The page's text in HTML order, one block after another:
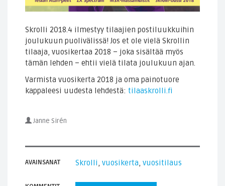
Skrolli 2018.4 ilmestyy tilaajien postiluukkuihin
joulukuun puolivälissä! Jos et ole vielä Skrollin
tilaaja, vuosikertaa 2018 – joka sisältää myös
tämän lehden – ehtii vielä tilata joulukuun ajan.
Varmista vuosikerta 2018 ja oma painotuore
kappaleesi uudesta lehdestä: tilaaskrolli.fi
Janne Sirén
AVAINSANAT Skrolli, vuosikerta, vuositilaus